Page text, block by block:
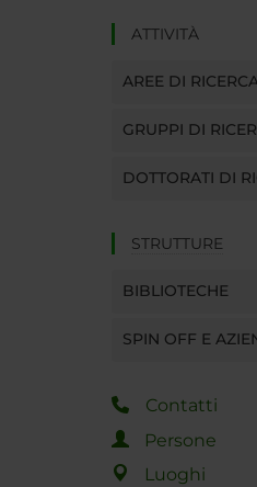
ATTIVITÀ
AREE DI
GRUPPI DI
DOTTORATI DI
STRUTTURE
BIBLIOTECHE
SPIN OFF E
Contatti
Persone
Luoghi